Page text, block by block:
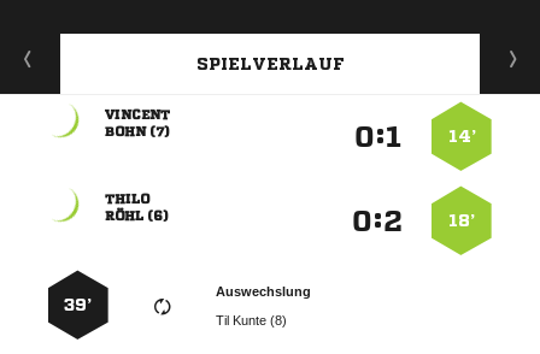
SPIELVERLAUF
14’
:

 
18’
:

 
Auswechslung
  
39’